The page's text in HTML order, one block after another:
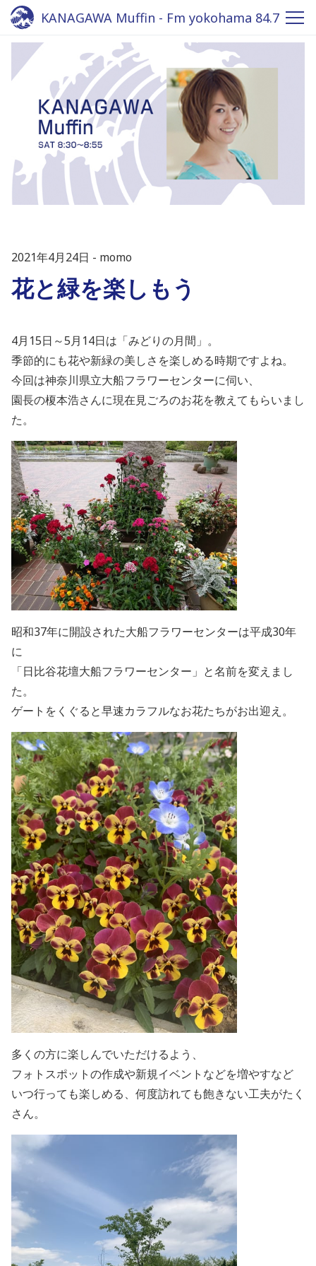
KANAGAWA Muffin - Fm yokohama 84.7
2021年4月24日 momo
花と緑を楽しもう
4月15日～5月14日は「みどりの月間」。
季節的にも花や新緑の美しさを楽しめる時期ですよね。
今回は神奈川県立大船フラワーセンターに伺い、
園長の榎本浩さんに現在見ごろのお花を教えてもらいまし
た。
昭和37年に開設された大船フラワーセンターは平成30年
に
「日比谷花壇大船フラワーセンター」と名前を変えまし
た。
ゲートをくぐると早速カラフルなお花たちがお出迎え。
多くの方に楽しんでいただけるよう、
フォトスポットの作成や新規イベントなどを増やすなど
いつ行っても楽しめる、何度訪れても飽きない工夫がたく
さん。